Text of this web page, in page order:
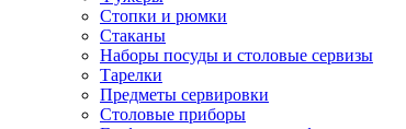
Стопки и рюмки
Стаканы
Наборы посуды и столовые сервизы
Тарелки
Предметы сервировки
Столовые приборы